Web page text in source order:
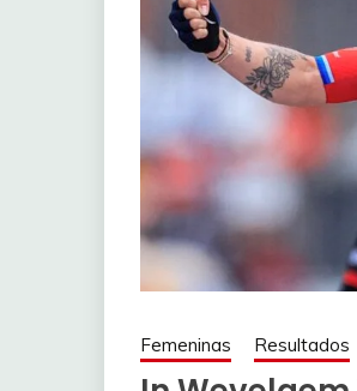
Femeninas Resultados